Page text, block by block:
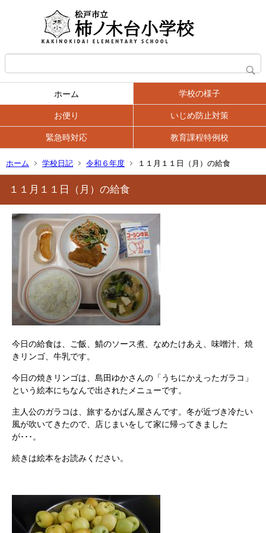
ホーム 学校の様子
お便り いじめ防止対策
緊急時対応 教育課程特例校
ホーム 学校日記 令和６年度 １１月１１日（月）の給食
１１月１１日（月）の給食
今日の給食は、ご飯、鯖のソース煮、なめたけあえ、味噌汁、焼
きリンゴ、牛乳です。
今日の焼きリンゴは、島田ゆかさんの「うちにかえったガラコ」
という絵本にちなんで出されたメニューです。
主人公のガラコは、旅するかばん屋さんです。冬が近づき冷たい
風が吹いてきたので、店じまいをして家に帰ってきました
が･･･。
続きは絵本をお読みください。